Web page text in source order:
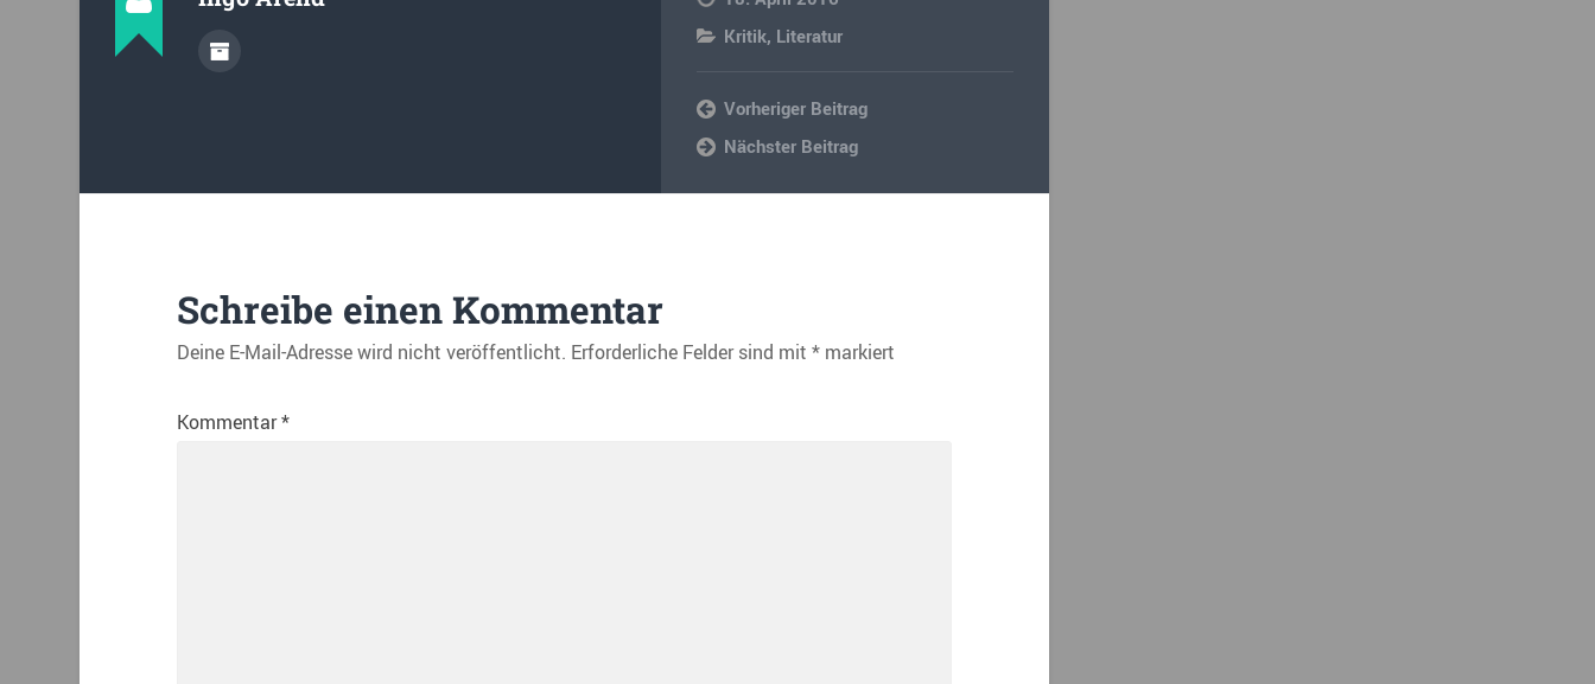
Kritik, Literatur
Vorheriger Beitrag
Nächster Beitrag
Schreibe einen Kommentar
Deine E-Mail-Adresse wird nicht veröffentlicht. Erforderliche Felder sind mit *markiert
Kommentar*